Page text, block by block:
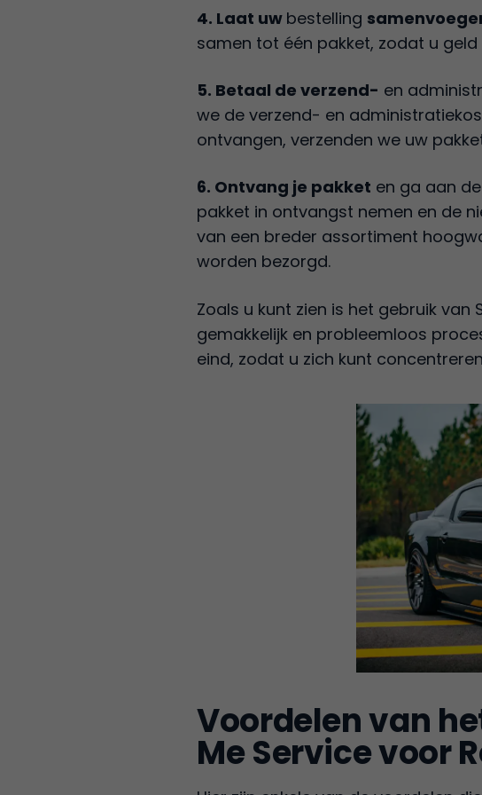
4. Laat uw bestelling
samen tot één pakket, zodat u
5. Betaal de verzend- en
we de verzend- en
ontvangen, verzenden we uw
6. Ontvang je pakket en ga aan
pakket in ontvangst nemen en de
van een breder assortiment
worden bezorgd.
Zoals u kunt zien is het gebruik van
gemakkelijk en probleemloos
eind, zodat u zich kunt
Voordelen van
Me Service voor